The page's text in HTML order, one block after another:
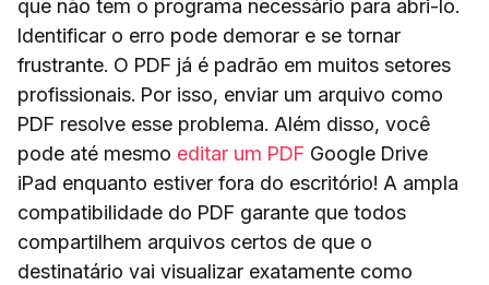
que não tem o programa necessário para abri-lo.
Identificar o erro pode demorar e se tornar
frustrante. O PDF já é padrão em muitos setores
profissionais. Por isso, enviar um arquivo como
PDF resolve esse problema. Além disso, você
pode até mesmo editar um PDF Google Drive
iPad enquanto estiver fora do escritório! A ampla
compatibilidade do PDF garante que todos
compartilhem arquivos certos de que o
destinatário vai visualizar exatamente como